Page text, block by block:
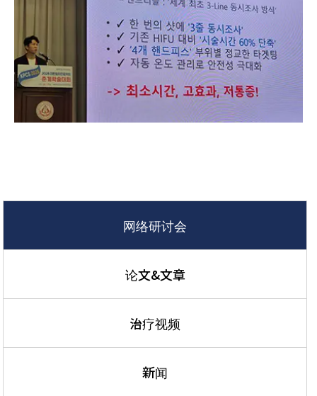
网络研讨会
论文&文章
治疗视频
新闻